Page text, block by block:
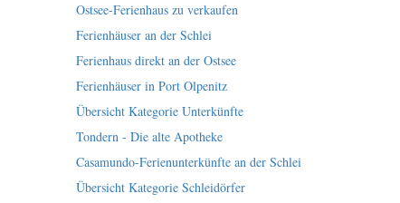
Ostsee-Ferienhaus zu verkaufen
Ferienhäuser an der Schlei
Ferienhaus direkt an der Ostsee
Ferienhäuser in Port Olpenitz
Übersicht Kategorie Unterkünfte
Tondern - Die alte Apotheke
Casamundo-Ferienunterkünfte an der Schlei
Übersicht Kategorie Schleidörfer